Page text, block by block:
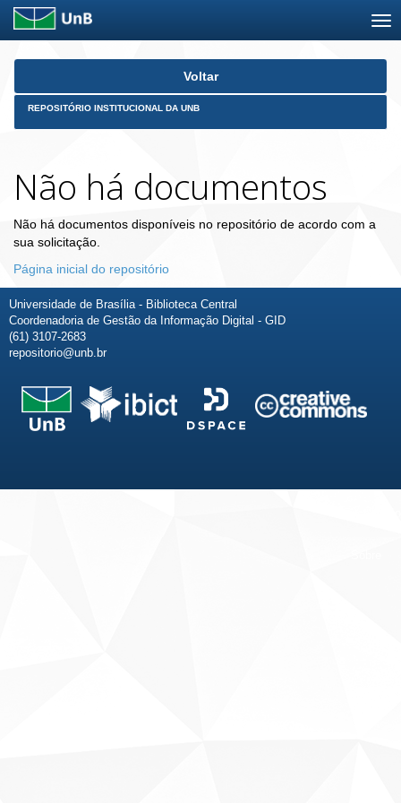
Skip
Voltar
REPOSITÓRIO INSTITUCIONAL DA UNB
Não há documentos
Não há documentos disponíveis no repositório de acordo com a
sua solicitação.
Página inicial do repositório
Universidade de Brasília - Biblioteca Central
Coordenadoria de Gestão da Informação Digital - GID
(61) 3107-2683
repositorio@unb.br